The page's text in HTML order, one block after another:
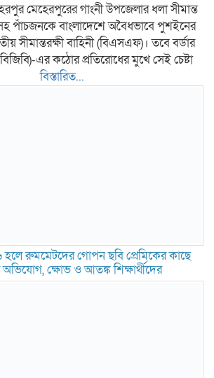
মেহেরপুরের গাংনী উপজেলার ধলা সীমান্ত
পাঁচজনকে বাংলাদেশে অবৈধভাবে পুশইনের
সীমান্তরক্ষী বাহিনী (বিএসএফ)। তবে বর্ডার
এর কঠোর প্রতিরোধের মুখে সেই চেষ্টা
বিস্তারিত...
রুমমেটদের গোপন ছবি প্রেমিকের কাছে
অভিযোগ, ক্ষোভ ও আতঙ্ক শিক্ষার্থীদের